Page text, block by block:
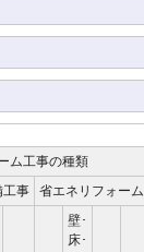
ム工事の種類
工事 省エネリフォーム
壁･
床･